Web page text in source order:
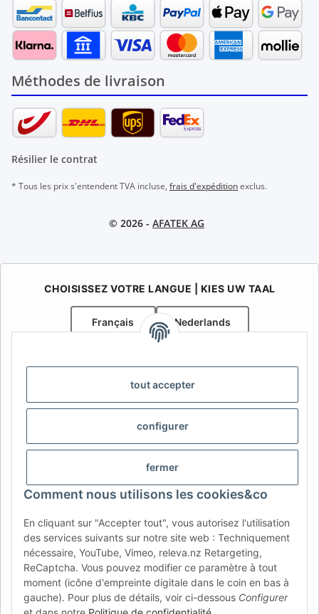
tout accepter
configurer
fermer
Comment nous utilisons les cookies&co
En cliquant sur "Accepter tout", vous autorisez l'utilisation
des services suivants sur notre site web : Techniquement
nécessaire, YouTube, Vimeo, releva.nz Retargeting,
ReCaptcha. Vous pouvez modifier ce paramètre à tout
moment (icône d'empreinte digitale dans le coin en bas à
gauche). Pour plus de détails, voir ci-dessous Configurer
Méthodes de livraison
Résilier le contrat
* Tous les prix s'entendent TVA incluse, frais d'expéditionexclus.
© 2026 - AFATEK AG
CHOISISSEZ VOTRE LANGUE | KIES UW TAAL
Français Nederlands
specialist in onderdelen voor aanhangwagens
Contact:info@afatek.com
AFATEK INTERNATIONAL – SELECT REGION & LANGUAGE |
CHOISIR LA RÉGION ET LA LANGUE | SELECCIONAR REGIÓN E
CH (IT) BE (NL) BE (FR) NL
FR IT ES DK PL
UK NZ USA MX PT
SE FI CZ HU SK